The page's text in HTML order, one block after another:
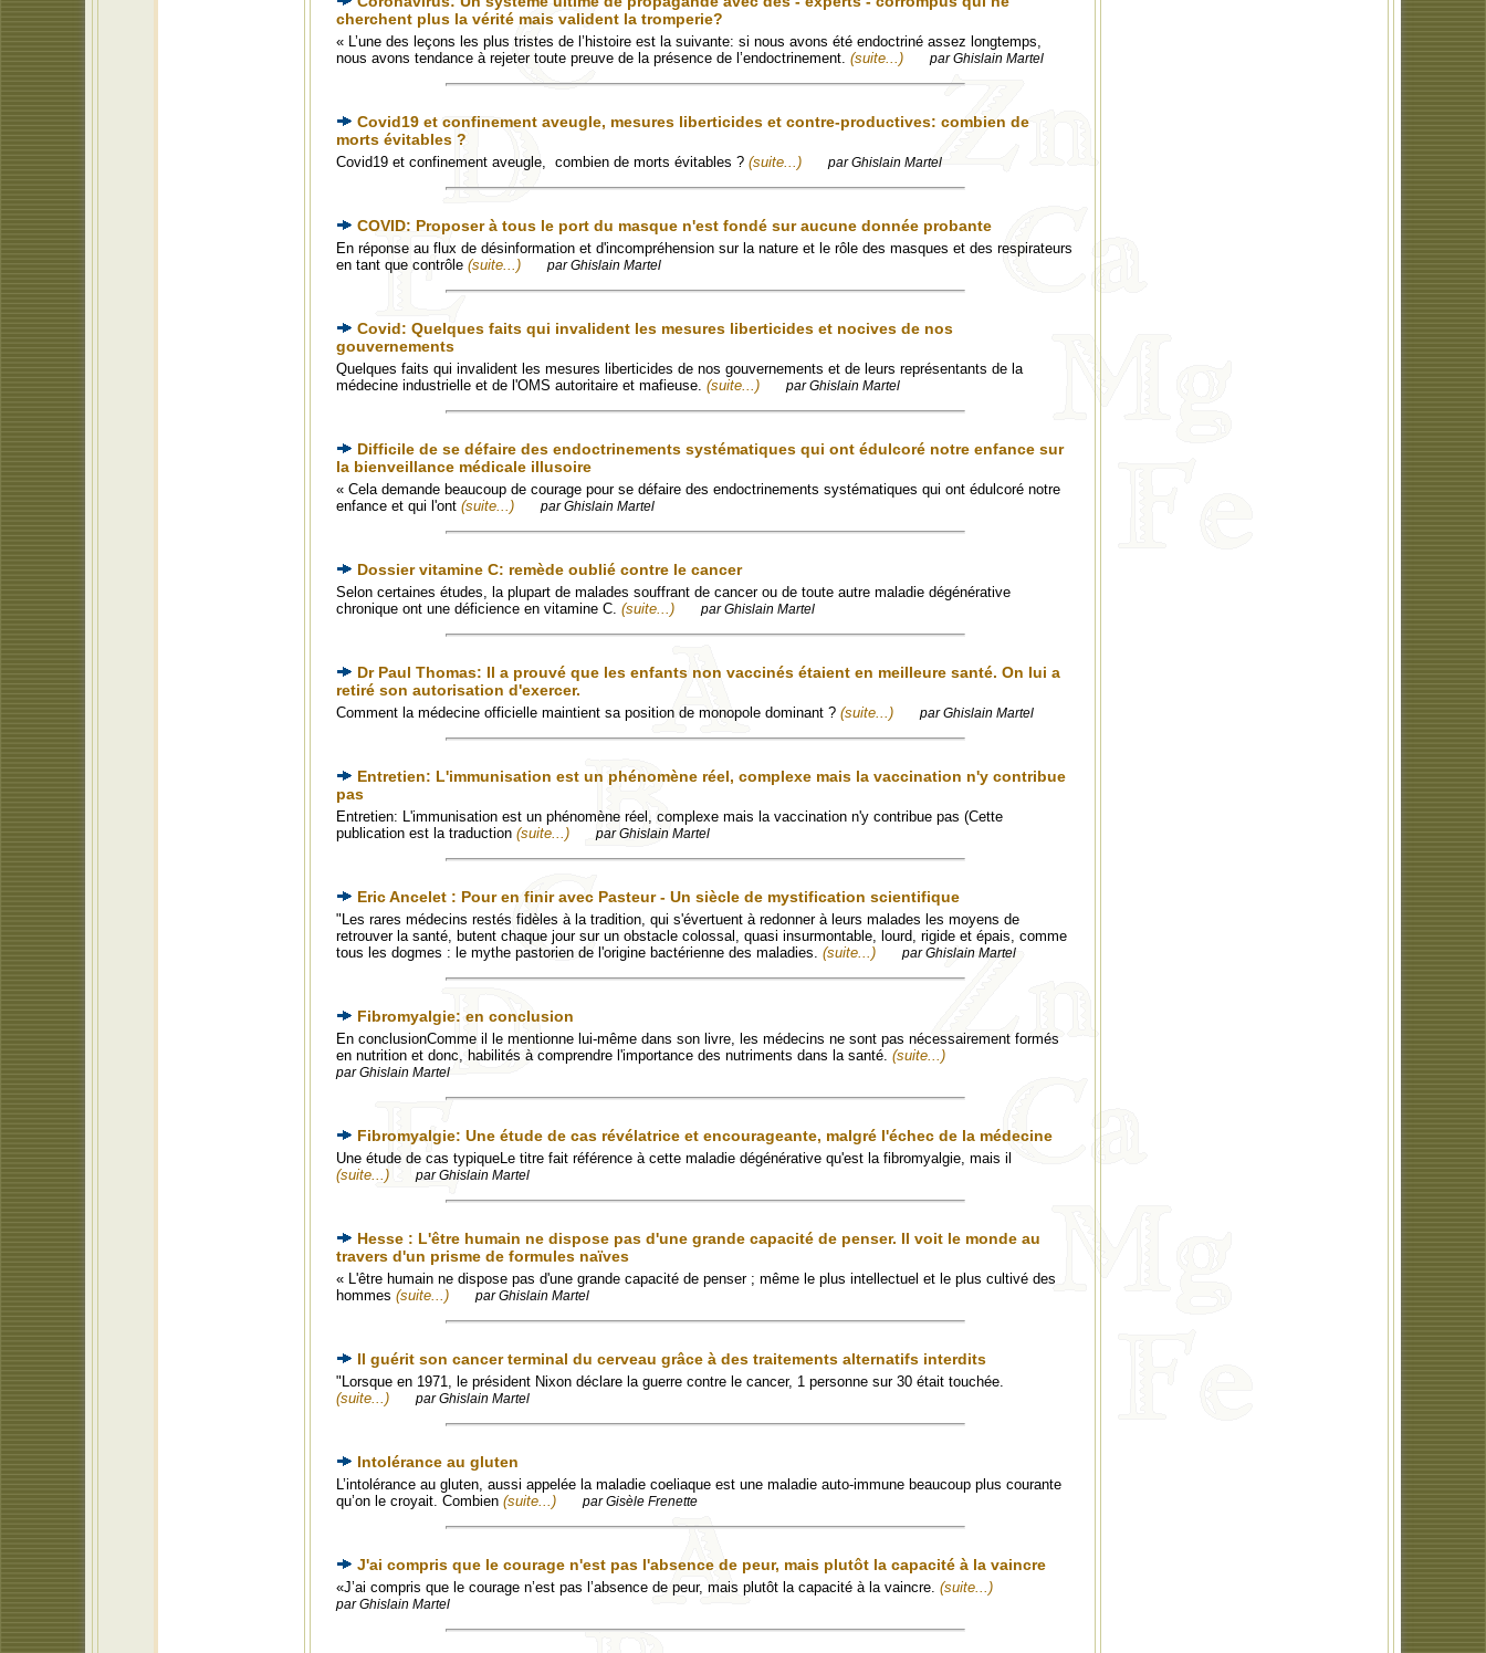
cherchent plus la vérité mais valident la tromperie?
« L’une des leçons les plus tristes de l’histoire est la suivante: si nous avons été endoctriné assez longtemps,
nous avons tendance à rejeter toute preuve de la présence de l’endoctrinement. (suite...) par Ghislain Martel
Covid19 et confinement aveugle, mesures liberticides et contre-productives: combien de
morts évitables ?
Covid19 et confinement aveugle, combien de morts évitables ? (suite...) par Ghislain Martel
COVID: Proposer à tous le port du masque n'est fondé sur aucune donnée probante
En réponse au flux de désinformation et d'incompréhension sur la nature et le rôle des masques et des respirateurs
en tant que contrôle (suite...) par Ghislain Martel
Covid: Quelques faits qui invalident les mesures liberticides et nocives de nos
gouvernements
Quelques faits qui invalident les mesures liberticides de nos gouvernements et de leurs représentants de la
médecine industrielle et de l'OMS autoritaire et mafieuse. (suite...) par Ghislain Martel
Difficile de se défaire des endoctrinements systématiques qui ont édulcoré notre enfance sur
la bienveillance médicale illusoire
« Cela demande beaucoup de courage pour se défaire des endoctrinements systématiques qui ont édulcoré notre
enfance et qui l'ont (suite...) par Ghislain Martel
Dossier vitamine C: remède oublié contre le cancer
Selon certaines études, la plupart de malades souffrant de cancer ou de toute autre maladie dégénérative
chronique ont une déficience en vitamine C. (suite...) par Ghislain Martel
Dr Paul Thomas: Il a prouvé que les enfants non vaccinés étaient en meilleure santé. On lui a
retiré son autorisation d'exercer.
Comment la médecine officielle maintient sa position de monopole dominant ? (suite...) par Ghislain Martel
Entretien: L'immunisation est un phénomène réel, complexe mais la vaccination n'y contribue
pas
Entretien: L'immunisation est un phénomène réel, complexe mais la vaccination n'y contribue pas (Cette
publication est la traduction (suite...) par Ghislain Martel
Eric Ancelet : Pour en finir avec Pasteur - Un siècle de mystification scientifique
"Les rares médecins restés fidèles à la tradition, qui s'évertuent à redonner à leurs malades les moyens de
retrouver la santé, butent chaque jour sur un obstacle colossal, quasi insurmontable, lourd, rigide et épais, comme
tous les dogmes : le mythe pastorien de l'origine bactérienne des maladies. (suite...) par Ghislain Martel
Fibromyalgie: en conclusion
En conclusionComme il le mentionne lui-même dans son livre, les médecins ne sont pas nécessairement formés
en nutrition et donc, habilités à comprendre l'importance des nutriments dans la santé. (suite...)
par Ghislain Martel
Fibromyalgie: Une étude de cas révélatrice et encourageante, malgré l'échec de la médecine
Une étude de cas typiqueLe titre fait référence à cette maladie dégénérative qu'est la fibromyalgie, mais il
(suite...)
par Ghislain Martel
Hesse : L'être humain ne dispose pas d'une grande capacité de penser. Il voit le monde au
travers d'un prisme de formules naïves
« L'être humain ne dispose pas d'une grande capacité de penser ; même le plus intellectuel et le plus cultivé des
hommes (suite...) par Ghislain Martel
Il guérit son cancer terminal du cerveau grâce à des traitements alternatifs interdits
"Lorsque en 1971, le président Nixon déclare la guerre contre le cancer, 1 personne sur 30 était touchée.
(suite...)
par Ghislain Martel
Intolérance au gluten
L’intolérance au gluten, aussi appelée la maladie coeliaque est une maladie auto-immune beaucoup plus courante
qu’on le croyait. Combien (suite...) par Gisèle Frenette
J'ai compris que le courage n'est pas l'absence de peur, mais plutôt la capacité à la vaincre
«J’ai compris que le courage n’est pas l’absence de peur, mais plutôt la capacité à la vaincre. (suite...)
par Ghislain Martel